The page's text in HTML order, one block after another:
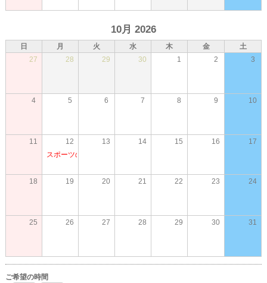
10月 2026
日 月 火 水 木 金
土
27
28 29 30 1 2 3
4 5 6 7 8 9 10
11 12 13 14 15 16
17
スポーツの日
18 19 20 21 22 23 24
25 26 27 28 29 30 31
ご希望の時間